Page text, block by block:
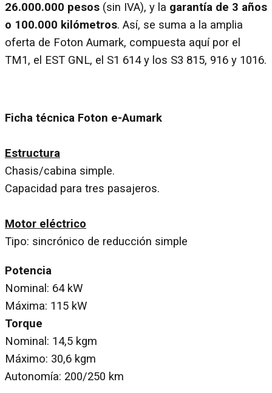
26.000.000 pesos (sin IVA), y la garantía de 3 años
o 100.000 kilómetros. Así, se suma a la amplia
oferta de Foton Aumark, compuesta aquí por el
TM1, el EST GNL, el S1 614 y los S3 815, 916 y 1016.
Ficha técnica Foton e-Aumark
Estructura
Chasis/cabina simple.
Capacidad para tres pasajeros.
Motor eléctrico
Tipo: sincrónico de reducción simple
Potencia
Nominal: 64 kW
Máxima: 115 kW
Torque
Nominal: 14,5 kgm
Máximo: 30,6 kgm
Autonomía: 200/250 km